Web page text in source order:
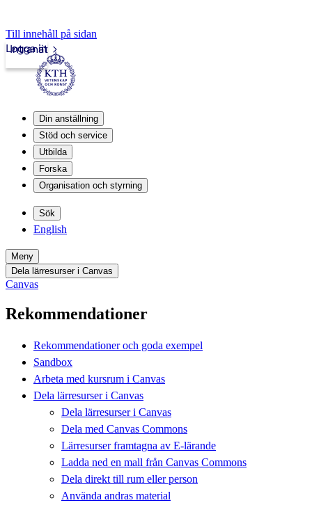
Till innehåll på sidan
Intranät
Logga in
Din anställning
Stöd och service
Utbilda
Forska
Organisation och styrning
Sök
English
Meny
Dela lärresurser i Canvas
Canvas
Rekommendationer
Rekommendationer och goda exempel
Sandbox
Arbeta med kursrum i Canvas
Dela lärresurser i Canvas
Dela lärresurser i Canvas
Dela med Canvas Commons
Lärresurser framtagna av E-lärande
Ladda ned en mall från Canvas Commons
Dela direkt till rum eller person
Använda andras material